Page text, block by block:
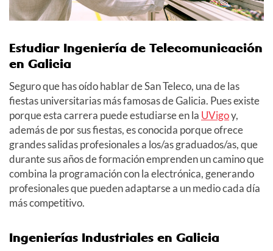
Estudiar Ingeniería de Telecomunicación
en Galicia
Seguro que has oído hablar de San Teleco, una de las
fiestas universitarias más famosas de Galicia. Pues existe
porque esta carrera puede estudiarse en la UVigoy,
además de por sus fiestas, es conocida porque ofrece
grandes salidas profesionales a los/as graduados/as, que
durante sus años de formación emprenden un camino que
combina la programación con la electrónica, generando
profesionales que pueden adaptarse a un medio cada día
más competitivo.
Ingenierías Industriales en Galicia